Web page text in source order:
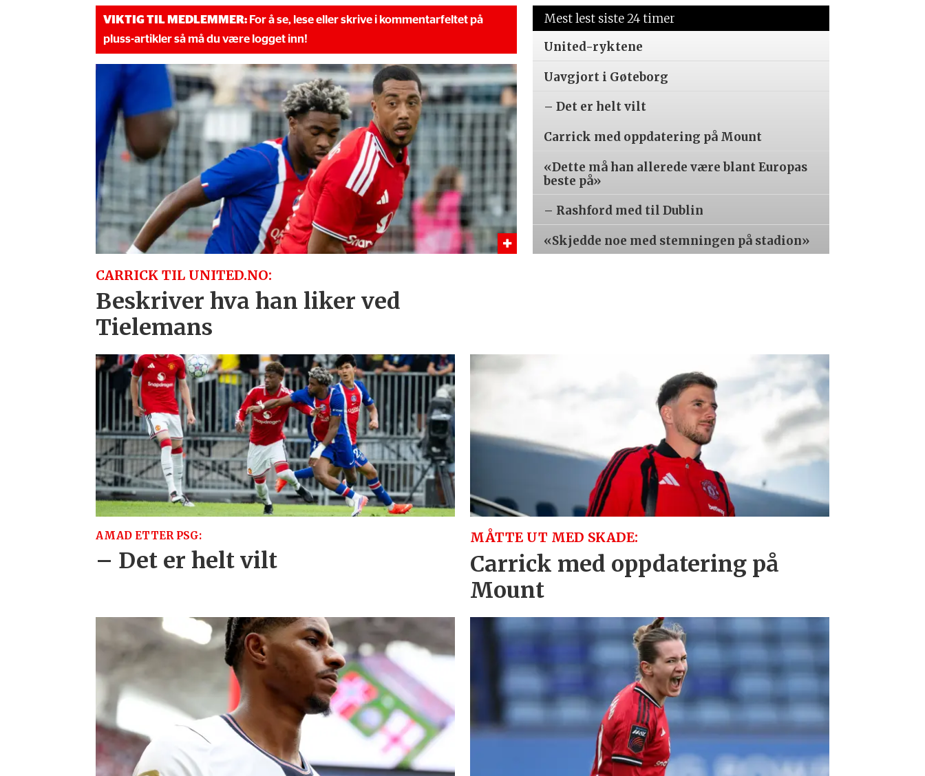
VIKTIG TIL MEDLEMMER: For å se, lese eller skrive i kommentarfeltet på
pluss-artikler så må du være logget inn!
CARRICK TIL UNITED.NO:
Beskriver hva han liker ved
Tielemans
Mest lest siste 24 timer
United-ryktene
Uavgjort i Gøteborg
– Det er helt vilt
Carrick med oppdatering på Mount
«Dette må han allerede være blant Europas
beste på»
– Rashford med til Dublin
«Skjedde noe med stemningen på stadion»
AMAD ETTER PSG:
– Det er helt vilt
MÅTTE UT MED SKADE:
Carrick med oppdatering på
Mount